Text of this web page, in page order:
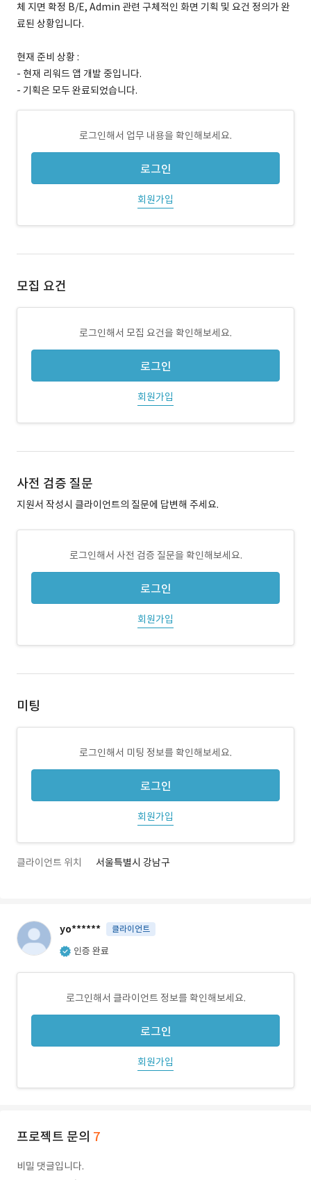
체 지면 확정 B/E, Admin 관련 구체적인 화면 기획 및 요건 정의가 완
료된 상황입니다.
현재 준비 상황 :
- 현재 리워드 앱 개발 중입니다.
- 기획은 모두 완료되었습니다.
로그인해서 업무 내용을 확인해보세요.
로그인
회원가입
모집 요건
로그인해서 모집 요건을 확인해보세요.
로그인
회원가입
사전 검증 질문
지원서 작성시 클라이언트의 질문에 답변해 주세요.
로그인해서 사전 검증 질문을 확인해보세요.
로그인
회원가입
미팅
로그인해서 미팅 정보를 확인해보세요.
로그인
회원가입
클라이언트 위치 서울특별시 강남구
yo****** 클라이언트
인증 완료
로그인해서 클라이언트 정보를 확인해보세요.
로그인
회원가입
프로젝트 문의 7
비밀 댓글입니다.